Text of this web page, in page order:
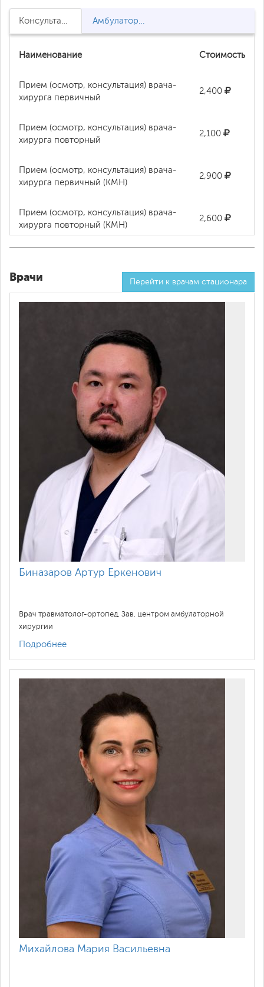
Наименование Стоимость
Прием (осмотр, консультация) врача-
хирурга первичный
2,400
Прием (осмотр, консультация) врача-
хирурга повторный
2,100
Прием (осмотр, консультация) врача-
хирурга первичный (КМН)
2,900
Прием (осмотр, консультация) врача-
хирурга повторный (КМН)
2,600
Перейти к врачам стационара
Врачи
Биназаров Артур Еркенович
Врач травматолог-ортопед, Зав. центром амбулаторной
хирургии
Подробнее
Михайлова Мария Васильевна